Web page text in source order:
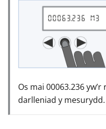
Os mai 00063.236
darlleniad y mesurydd.